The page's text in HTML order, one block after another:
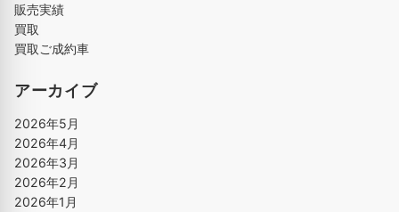
販売実績
買取
買取ご成約車
アーカイブ
2026年5月
2026年4月
2026年3月
2026年2月
2026年1月